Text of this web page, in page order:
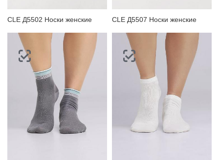
CLE Д5502 Носки женские CLE Д5507 Носки женские